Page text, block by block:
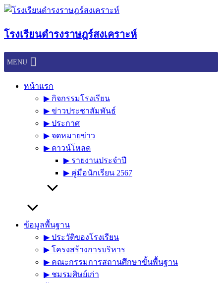
Skip
โรงเรียนดำรงราษฎร์สงเคราะห์
MENU
หน้าแรก
▶︎ กิจกรรมโรงเรียน
▶︎ ข่าวประชาสัมพันธ์
▶︎ ประกาศ
▶︎ จดหมายข่าว
▶︎ ดาวน์โหลด
▶︎ รายงานประจำปี
▶︎ คู่มือนักเรียน 2567
ข้อมูลพื้นฐาน
▶︎ ประวัติของโรงเรียน
▶︎ โครงสร้างการบริหาร
▶︎ คณะกรรมการสถานศึกษาขั้นพื้นฐาน
▶︎ ชมรมศิษย์เก่า